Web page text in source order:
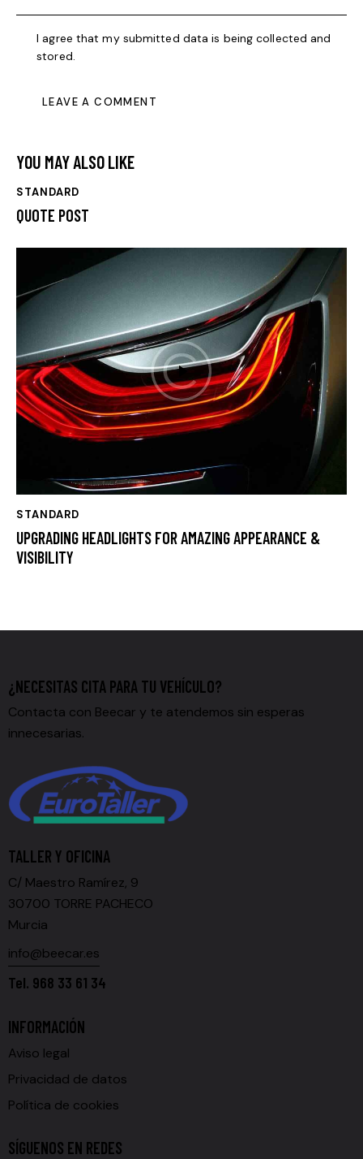
I agree that my submitted data is being collected and
stored.
YOU MAY ALSO LIKE
STANDARD
QUOTE POST
STANDARD
UPGRADING HEADLIGHTS FOR AMAZING APPEARANCE &
VISIBILITY
¿NECESITAS CITA PARA TU VEHÍCULO?
Contacta con Beecar y te atendemos sin esperas
innecesarias.
TALLER Y OFICINA
C/ Maestro Ramírez, 9
30700 TORRE PACHECO
Murcia
info@beecar.es
Tel. 968 33 61 34
INFORMACIÓN
Aviso legal
Privacidad de datos
Política de cookies
SÍGUENOS EN REDES